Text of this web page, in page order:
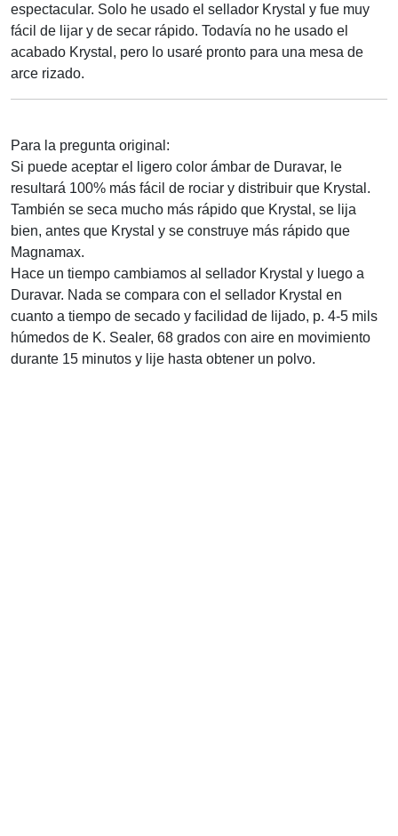
espectacular. Solo he usado el sellador Krystal y fue muy
fácil de lijar y de secar rápido. Todavía no he usado el
acabado Krystal, pero lo usaré pronto para una mesa de
arce rizado.
Para la pregunta original:
Si puede aceptar el ligero color ámbar de Duravar, le
resultará 100% más fácil de rociar y distribuir que Krystal.
También se seca mucho más rápido que Krystal, se lija
bien, antes que Krystal y se construye más rápido que
Magnamax.
Hace un tiempo cambiamos al sellador Krystal y luego a
Duravar. Nada se compara con el sellador Krystal en
cuanto a tiempo de secado y facilidad de lijado, p. 4-5 mils
húmedos de K. Sealer, 68 grados con aire en movimiento
durante 15 minutos y lije hasta obtener un polvo.